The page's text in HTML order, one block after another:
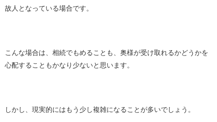
故人となっている場合です。
こんな場合は、相続でもめることも、奥様が受け取れるかどうかを
心配することもかなり少ないと思います。
しかし、現実的にはもう少し複雑になることが多いでしょう。